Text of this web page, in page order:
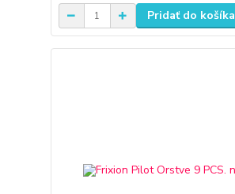
Pridať do košíka